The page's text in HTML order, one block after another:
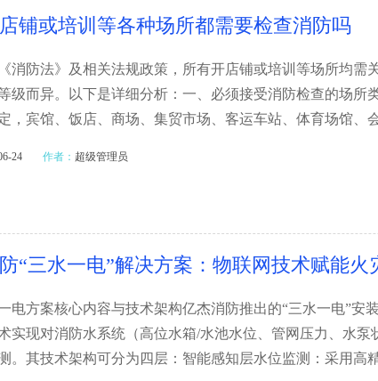
铺或培训等各种场所都需要检查消防吗
消防法》及相关法规政策，所有开店铺或培训等场所均需
级而异。以下是详细分析：一、必须接受消防检查的场所
，宾馆、饭店、商场、集贸市场、客运车站、体育场馆、
24 作者： 超级管理员
“三水一电”解决方案：物联网技术赋能火
电方案核心内容与技术架构亿杰消防推出的“三水一电”安
实现对消防水系统（高位水箱/水池水位、管网压力、水
。其技术架构可分为四层：智能感知层水位监测：采用高